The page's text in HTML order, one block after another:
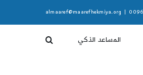
almaaref@maarefhekmiya.org
المساعد الذكي